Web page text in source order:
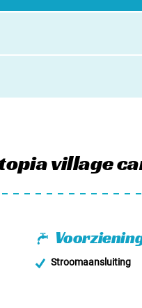
village
Stroomaansluiting